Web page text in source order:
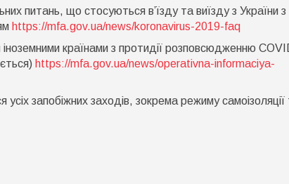
питань, що стосуються в’їзду та виїзду з України з
https://mfa.gov.ua/news/koronavirus-2019-faq
країнами з протидії розповсюдженню
https://mfa.gov.ua/news/operativna-informaciya-
запобіжних заходів, зокрема режиму самоізоляції